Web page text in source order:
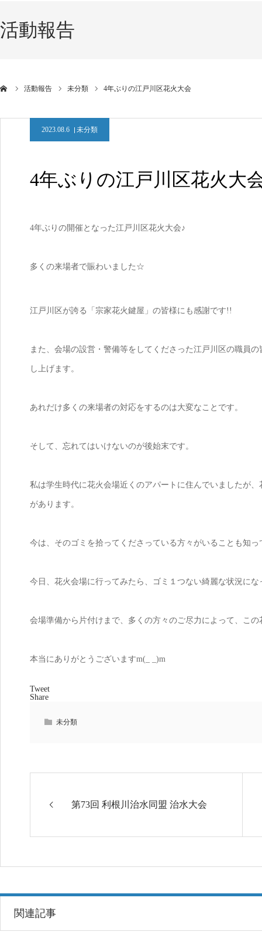
活動報告
活動報告 未分類 4年ぶりの江戸川区花火大会
2023.08.6 未分類
4年ぶりの江戸川区花火大
4年ぶりの開催となった江戸川区花火大会♪
多くの来場者で賑わいました☆
江戸川区が誇る「宗家花火鍵屋」の皆様にも感謝です!!
また、会場の設営・警備等をしてくださった江戸川区の職員
し上げます。
あれだけ多くの来場者の対応をするのは大変なことです。
そして、忘れてはいけないのが後始末です。
私は学生時代に花火会場近くのアパートに住んでいましたが
があります。
今は、そのゴミを拾ってくださっている方々がいることも知っ
今日、花火会場に行ってみたら、ゴミ１つない綺麗な状況に
会場準備から片付けまで、多くの方々のご尽力によって、こ
本当にありがとうございますm(_ _)m
Tweet
Share
未分類
第73回 利根川治水同盟 治水大会
関連記事